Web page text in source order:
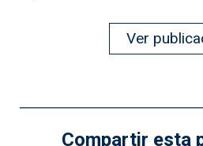
Ver
Compartir esta